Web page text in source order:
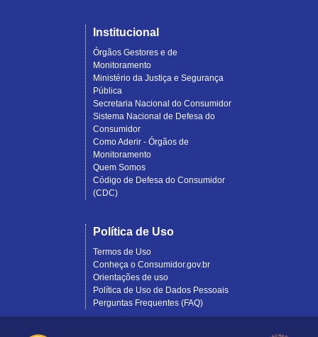
Institucional
Órgãos Gestores e de
Monitoramento
Ministério da Justiça e Segurança
Pública
Secretaria Nacional do Consumidor
Sistema Nacional de Defesa do
Consumidor
Como Aderir - Órgãos de
Monitoramento
Quem Somos
Código de Defesa do Consumidor
(CDC)
Política de Uso
Termos de Uso
Conheça o Consumidor.gov.br
Orientações de uso
Política de Uso de Dados Pessoais
Perguntas Frequentes (FAQ)